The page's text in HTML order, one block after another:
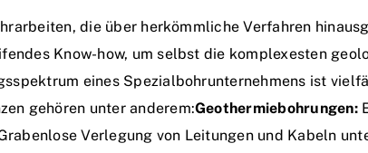
die über herkömmliche Verfahren
Know-how, um selbst die komplexesten
eines Spezialbohrunternehmens ist
gehören unter anderem:Geothermiebohrungen:
Verlegung von Leitungen und Kabeln